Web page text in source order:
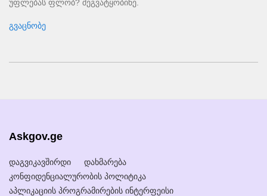
უფლებას ფლობ? შეგვატყობინე.
გვაცნობე
Askgov.ge
დაგვიკავშირდი
დახმარება
კონფიდენციალურობის პოლიტიკა
აპლიკაციის პროგრამირების ინტერფეისი